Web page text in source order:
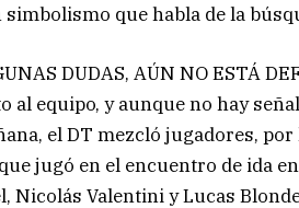
simbolismo que habla de la
DUDAS, AÚN NO ESTÁ
al equipo, y aunque no hay
el DT mezcló jugadores,
jugó en el encuentro de ida
Nicolás Valentini y Lucas